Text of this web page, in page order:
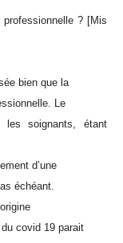
? [Mis
bien que la
Le
les soignants, étant
d’une
échéant.
covid 19 parait